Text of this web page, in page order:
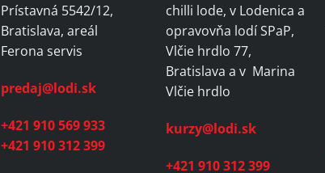
Prístavná 5542/12,
Bratislava, areál
Ferona servis
predaj@lodi.sk
+421 910 569 933
+421 910 312 399
chilli lode, v Lodenica a
opravovňa lodí SPaP,
Vlčie hrdlo 77,
Bratislava a v Marina
Vlčie hrdlo
kurzy@lodi.sk
+421 910 312 399